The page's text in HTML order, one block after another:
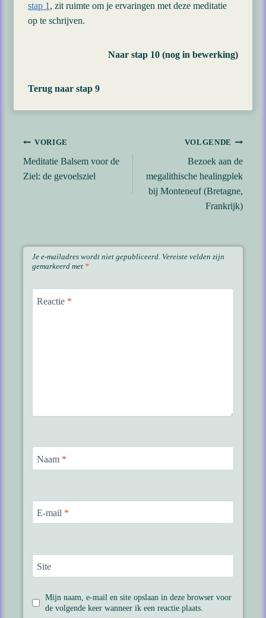
stap 1 , zit ruimte om je ervaringen met deze meditatie
op te schrijven.
Naar stap 10 (nog in bewerking)
Terug naar stap 9
Bericht
navigatie
VORIGE
Meditatie Balsem voor de
Ziel: de gevoelsziel
VOLGENDE
Bezoek aan de
megalithische healingplek
bij Monteneuf (Bretagne,
Frankrijk)
Je e-mailadres wordt niet gepubliceerd. Vereiste velden zijn
gemarkeerd met *
Reactie *
Naam *
E-mail *
Site
Mijn naam, e-mail en site opslaan in deze browser voor
de volgende keer wanneer ik een reactie plaats.